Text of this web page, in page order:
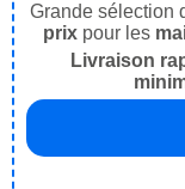
Grande sélection
prix pour les
Livraison